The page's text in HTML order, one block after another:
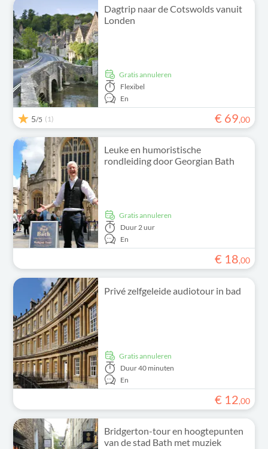
Dagtrip naar de Cotswolds vanuit
Londen
Gratis annuleren
Flexibel
En
5/5 (1) € 69,00
Leuke en humoristische
rondleiding door Georgian Bath
Gratis annuleren
Duur 2 uur
En
€ 18,00
Privé zelfgeleide audiotour in bad
Gratis annuleren
Duur40 minuten
En
€ 12,00
Bridgerton-tour en hoogtepunten
van de stad Bath met muziek